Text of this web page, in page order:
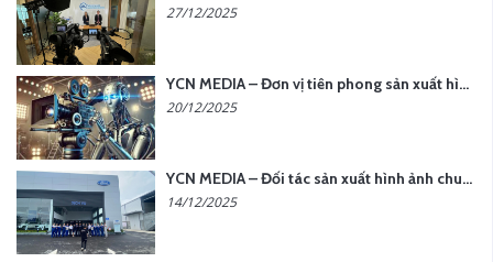
27/12/2025
YCN MEDIA – Đơn vị tiên phong sản xuất hình ảnh & âm thanh bằng AI tại Hà Nội
20/12/2025
YCN MEDIA – Đối tác sản xuất hình ảnh chuyên nghiệp cho doanh nghiệp tại Hà Nội
14/12/2025